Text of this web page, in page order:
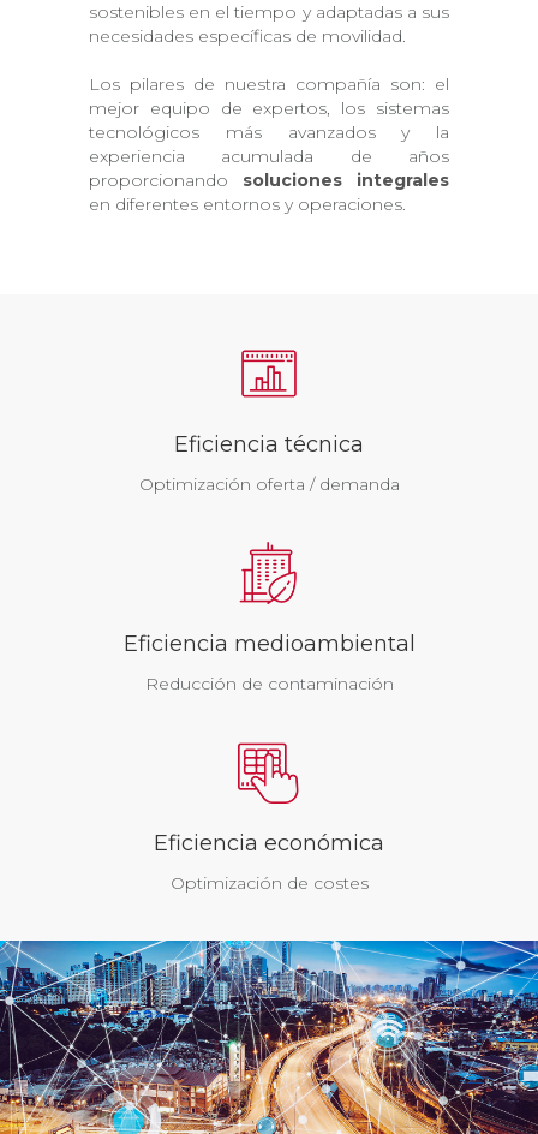
sostenibles en el tiempo y adaptadas a sus
necesidades específicas de movilidad.
Los pilares de nuestra compañía son: el
mejor equipo de expertos, los sistemas
tecnológicos más avanzados y la
experiencia acumulada de años
proporcionando soluciones integrales
en diferentes entornos y operaciones.
Eficiencia técnica
Optimización oferta / demanda
Eficiencia medioambiental
Reducción de contaminación
Eficiencia económica
Optimización de costes